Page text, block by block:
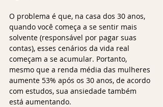
O problema é que, na casa dos 30 anos,
quando você começa a se sentir mais
solvente (responsável por pagar suas
contas), esses cenários da vida real
começam a se acumular. Portanto,
mesmo que a renda média das mulheres
aumente 53% após os 30 anos, de acordo
com estudos, sua ansiedade também
está aumentando.